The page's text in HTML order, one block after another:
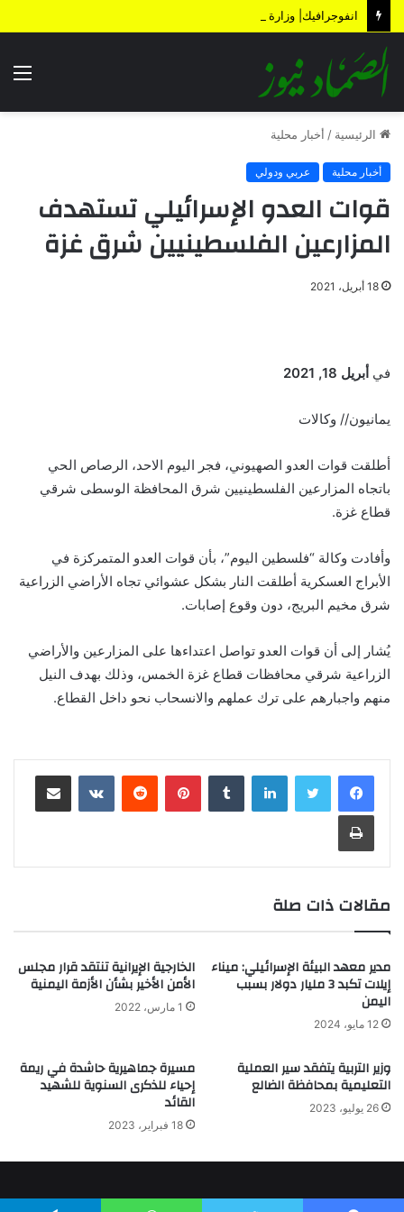
الرئيسية / أخبار محلية
أخبار محلية عربي ودولي
قوات العدو الإسرائيلي تستهدف
المزارعين الفلسطينيين شرق غزة
18 أبريل، 2021
في أبريل 18, 2021
يمانيون// وكالات
أطلقت قوات العدو الصهيوني، فجر اليوم الاحد، الرصاص الحي
باتجاه المزارعين الفلسطينيين شرق المحافظة الوسطى شرقي
قطاع غزة.
وأفادت وكالة “فلسطين اليوم”، بأن قوات العدو المتمركزة في
الأبراج العسكرية أطلقت النار بشكل عشوائي تجاه الأراضي الزراعية
شرق مخيم البريج، دون وقوع إصابات.
يُشار إلى أن قوات العدو تواصل اعتداءها على المزارعين والأراضي
الزراعية شرقي محافظات قطاع غزة الخمس، وذلك بهدف النيل
منهم واجبارهم على ترك عملهم والانسحاب نحو داخل القطاع.
لينكدإن بينتيريست
مقالات ذات صلة
مدير معهد البيئة الإسرائيلي: ميناء
إيلات تكبد 3 مليار دولار بسبب
اليمن
12 مايو، 2024
الخارجية الإيرانية تنتقد قرار مجلس
الأمن الأخير بشأن الأزمة اليمنية
1 مارس، 2022
وزير التربية يتفقد سير العملية
التعليمية بمحافظة الضالع
26 يوليو، 2023
مسيرة جماهيرية حاشدة في ريمة
إحياء للذكرى السنوية للشهيد
القائد
18 فبراير، 2023